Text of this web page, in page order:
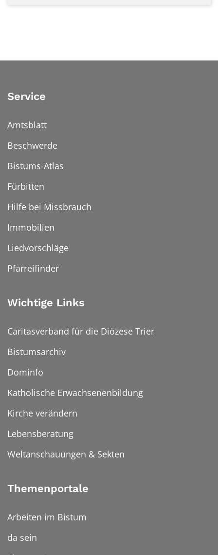
Service
Amtsblatt
Beschwerde
Bistums-Atlas
Fürbitten
Hilfe bei Missbrauch
Immobilien
Liedvorschläge
Pfarreifinder
Wichtige Links
Caritasverband für die Diözese Trier
Bistumsarchiv
Dominfo
Katholische Erwachsenenbildung
Kirche verändern
Lebensberatung
Weltanschauungen & Sekten
Themenportale
Arbeiten im Bistum
da sein